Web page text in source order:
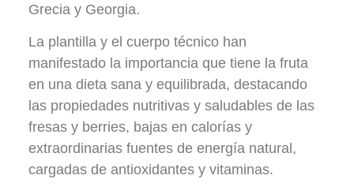
Grecia y Georgia.
La plantilla y el cuerpo técnico han
manifestado la importancia que tiene la fruta
en una dieta sana y equilibrada, destacando
las propiedades nutritivas y saludables de las
fresas y berries, bajas en calorías y
extraordinarias fuentes de energía natural,
cargadas de antioxidantes y vitaminas.